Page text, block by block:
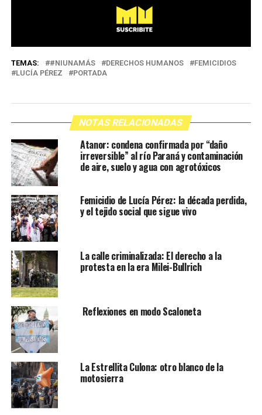
TEMAS: #NIUNAMÁS DERECHOS HUMANOS
FEMICIDIOS
LUCÍA PÉREZ
PORTADA
NOTAS RELACIONADAS
Atanor: condena confirmada por “daño
irreversible” al río Paraná y contaminación
de aire, suelo y agua con agrotóxicos
Femicidio de Lucía Pérez: la década perdida,
y el tejido social que sigue vivo
La calle criminalizada: El derecho a la
protesta en la era Milei-Bullrich
Reflexiones en modo Scaloneta
La Estrellita Culona: otro blanco de la
motosierra